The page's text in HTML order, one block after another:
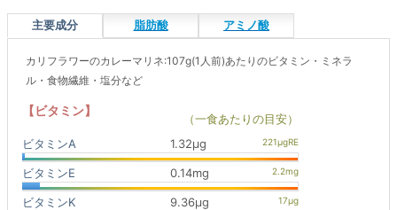
主要成分 脂肪酸 アミノ酸
カリフラワーのカレーマリネ:107g(1人前)あたりのビタミン・ミネラ
ル・食物繊維・塩分など
【ビタミン】
（一食あたりの目安）
ビタミンA
1.32μg
ビタミンE 0.14mg
ビタミンK 9.36μg